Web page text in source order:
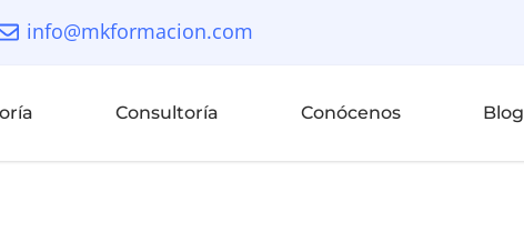
info@mkformacion.com
Consultoría Conócenos Blog